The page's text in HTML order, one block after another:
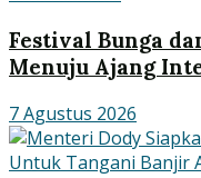
Festival Bunga
Menuju Ajang
7 Agustus 2026